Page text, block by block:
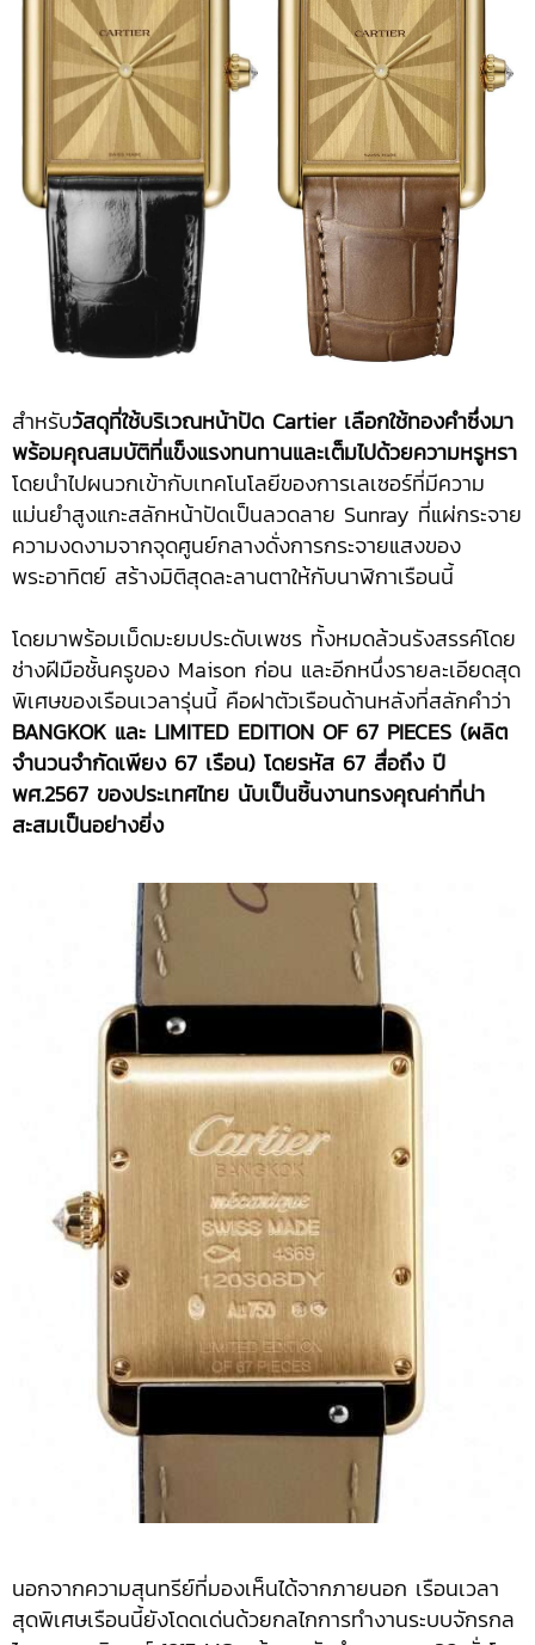
สำหรับวัสดุที่ใช้บริเวณหน้าปัด Cartier เลือกใช้ทองคำซึ่งมา
พร้อมคุณสมบัติที่แข็งแรงทนทานและเต็มไปด้วยความหรูหรา
โดยนำไปผนวกเข้ากับเทคโนโลยีของการเลเซอร์ที่มีความ
แม่นยำสูงแกะสลักหน้าปัดเป็นลวดลาย Sunray ที่แผ่กระจาย
ความงดงามจากจุดศูนย์กลางดั่งการกระจายแสงของ
พระอาทิตย์ สร้างมิติสุดละลานตาให้กับนาฬิกาเรือนนี้
โดยมาพร้อมเม็ดมะยมประดับเพชร ทั้งหมดล้วนรังสรรค์โดย
ช่างฝีมือชั้นครูของ Maison ก่อน และอีกหนึ่งรายละเอียดสุด
พิเศษของเรือนเวลารุ่นนี้ คือฝาตัวเรือนด้านหลังที่สลักคำว่า
BANGKOK และ LIMITED EDITION OF 67 PIECES (ผลิต
จำนวนจำกัดเพียง 67 เรือน) โดยรหัส 67 สื่อถึง ปี
พศ.2567 ของประเทศไทย นับเป็นชิ้นงานทรงคุณค่าที่น่า
สะสมเป็นอย่างยิ่ง
นอกจากความสุนทรีย์ที่มองเห็นได้จากภายนอก เรือนเวลา
สุดพิเศษเรือนนี้ยังโดดเด่นด้วยกลไกการทำงานระบบจักรกล